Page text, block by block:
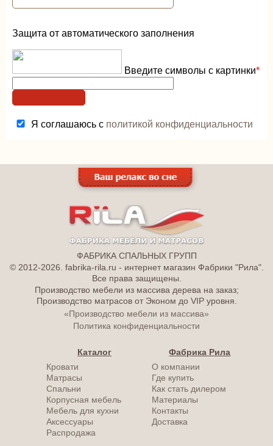
Защита от автоматического заполнения
Введите символы с картинки*
Я соглашаюсь с политикой конфиденциальности
ФАБРИКА СПАЛЬНЫХ ГРУПП
© 2012-2026. fabrika-rila.ru - интернет магазин Фабрики "Рила".
Все права защищены.
Производство мебели из массива дерева на заказ;
Производство матрасов от Эконом до VIP уровня.
«Производство мебели из массива»
Политика конфиденциальности
Каталог
Кровати
Матрасы
Спальни
Корпусная мебель
Мебель для кухни
Аксессуары
Распродажа
Фабрика Рила
О компании
Где купить
Как стать дилером
Материалы
Контакты
Доставка